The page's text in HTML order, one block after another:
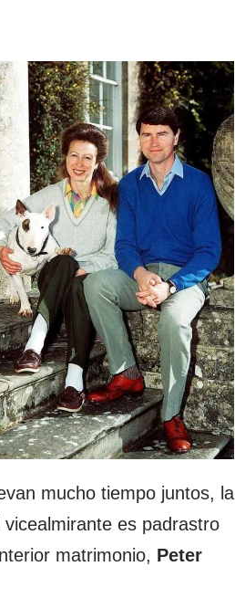
mucho tiempo juntos, la
es padrastro
matrimonio, Peter